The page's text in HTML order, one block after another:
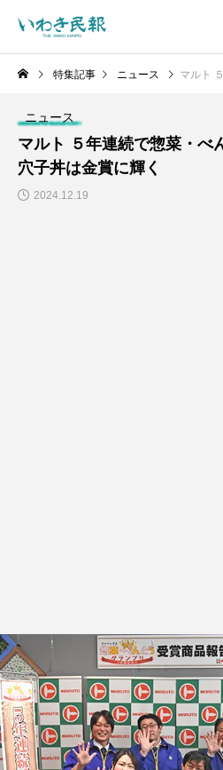
特集記事 ニュース マルト ５年連
ニュース
マルト ５年連続で惣菜・べ
穴子丼は金賞に輝く
2024.12.19